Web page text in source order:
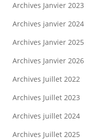
Archives Janvier 2023
Archives janvier 2024
Archives Janvier 2025
Archives Janvier 2026
Archives Juillet 2022
Archives Juillet 2023
Archives juillet 2024
Archives Juillet 2025